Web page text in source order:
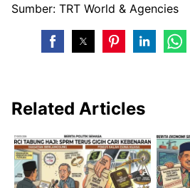
Sumber: TRT World & Agencies
Related Articles